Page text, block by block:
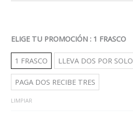
ELIGE TU PROMOCIÓN : 1 FRASCO
1 FRASCO LLEVA DOS POR SOLO
PAGA DOS RECIBE TRES
LIMPIAR